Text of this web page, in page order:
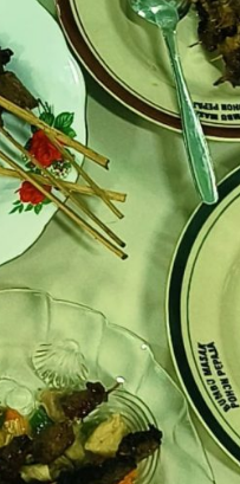
Pendidikan
Ustadz
Pembinaan
Sauzan 25